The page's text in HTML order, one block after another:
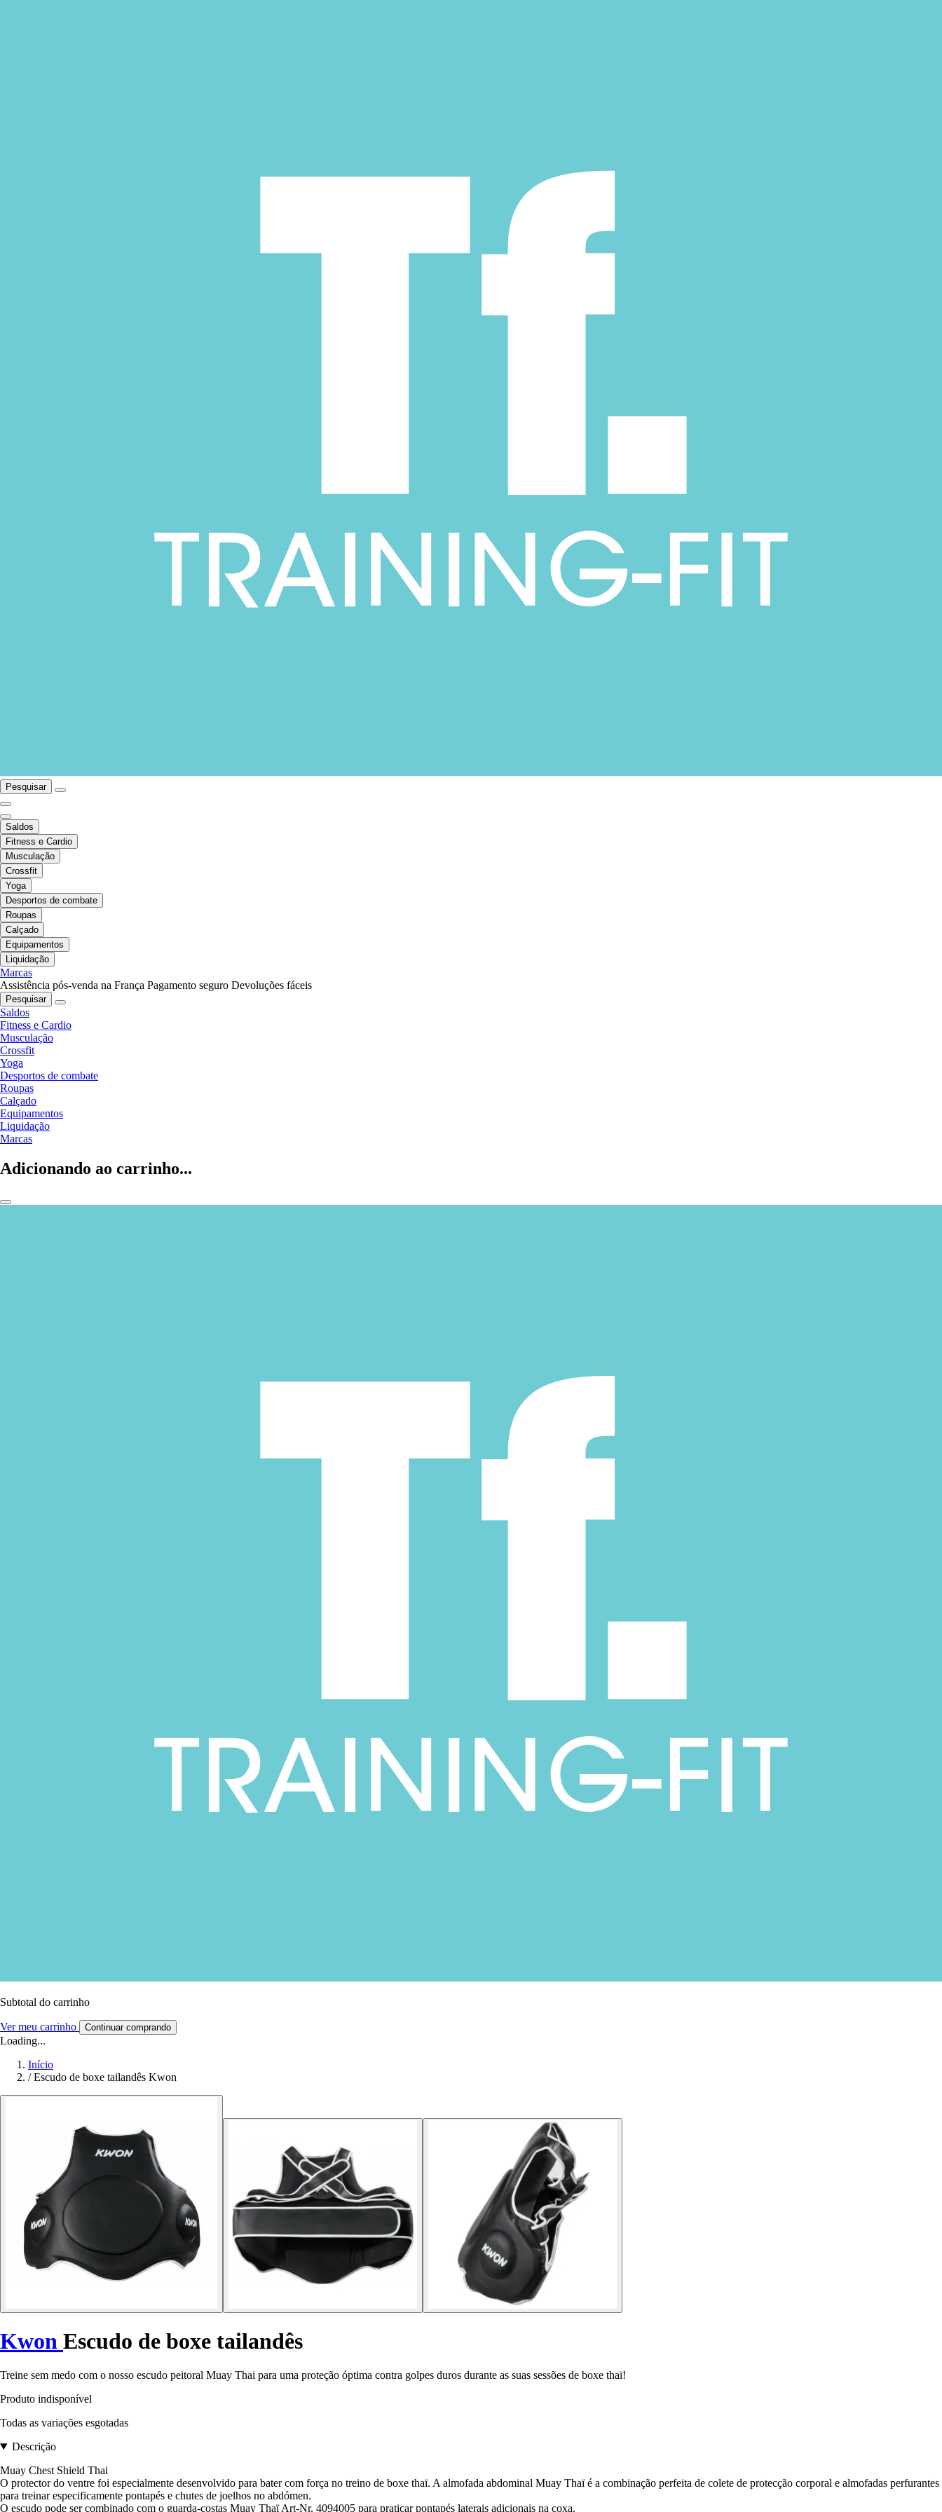
Pesquisar
Saldos
Fitness e Cardio
Musculação
Crossfit
Yoga
Desportos de combate
Roupas
Calçado
Equipamentos
Liquidação
Marcas
Assistência pós-venda na França Pagamento seguro Devoluções fáceis
Pesquisar
Saldos
Fitness e Cardio
Musculação
Crossfit
Yoga
Desportos de combate
Roupas
Calçado
Equipamentos
Liquidação
Marcas
Adicionando ao carrinho...
Subtotal do carrinho
Ver meu carrinho Continuar comprando
Loading...
Início
/ Escudo de boxe tailandês Kwon
Kwon Escudo de boxe tailandês
Treine sem medo com o nosso escudo peitoral Muay Thai para uma proteção óptima contra golpes duros durante as suas sessões de boxe thaï!
Produto indisponível
Todas as variações esgotadas
Descrição
Muay Chest Shield Thai
O protector do ventre foi especialmente desenvolvido para bater com força no treino de boxe thaï. A almofada abdominal Muay Thaï é a combinação perfeita de colete de protecção corporal e almofadas perfurantes
para treinar especificamente pontapés e chutes de joelhos no abdómen.
O escudo pode ser combinado com o guarda-costas Muay Thaï Art-Nr. 4094005 para praticar pontapés laterais adicionais na coxa.